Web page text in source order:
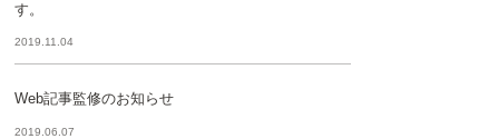
す。
2019.11.04
Web記事監修のお知らせ
2019.06.07